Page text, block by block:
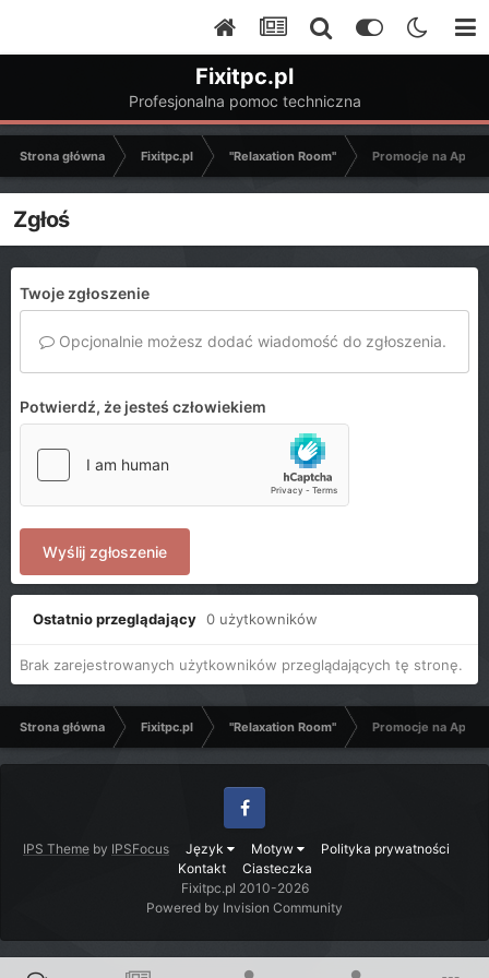
Fixitpc.pl
Profesjonalna pomoc techniczna
Strona główna Fixitpc.pl "Relaxation Room" Promocje na
Zgłoś
Twoje zgłoszenie
Opcjonalnie możesz dodać wiadomość do zgłoszenia.
Potwierdź, że jesteś człowiekiem
Wyślij zgłoszenie
Ostatnio przeglądający 0 użytkowników
Brak zarejestrowanych użytkowników przeglądających tę stronę.
Strona główna Fixitpc.pl "Relaxation Room" Promocje na
IPS Theme by IPSFocus Język Motyw
Polityka prywatności
Kontakt
Ciasteczka
Facebook
Fixitpc.pl 2010-2026
Powered by Invision Community